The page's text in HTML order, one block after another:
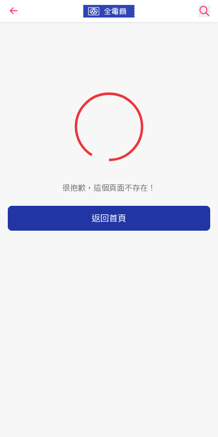
很抱歉，這個頁面不存在！
返回首頁